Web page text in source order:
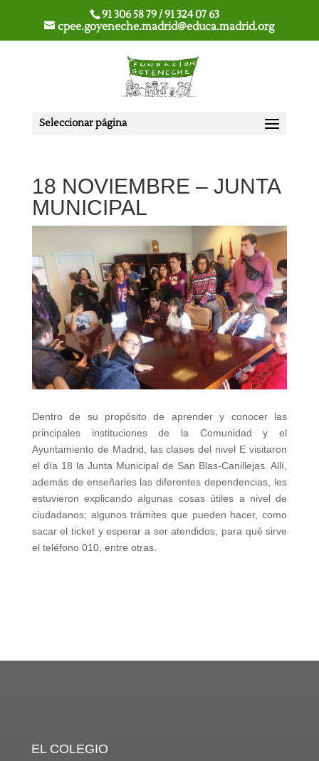
91 306 58 79 / 91 324 07 63
cpee.goyeneche.madrid@educa.madrid.org
Seleccionar página
18 NOVIEMBRE – JUNTA
MUNICIPAL
Dentro de su propósito de aprender y conocer las
principales instituciones de la Comunidad y el
Ayuntamiento de Madrid, las clases del nivel E visitaron
el día 18 la Junta Municipal de San Blas-Canillejas. Allí,
además de enseñarles las diferentes dependencias, les
estuvieron explicando algunas cosas útiles a nivel de
ciudadanos; algunos trámites que pueden hacer, como
sacar el ticket y esperar a ser atendidos, para qué sirve
el teléfono 010, entre otras.
EL COLEGIO